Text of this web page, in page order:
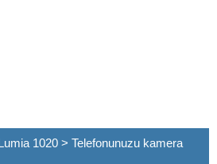
1020 > Telefonunuzu kamera